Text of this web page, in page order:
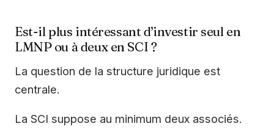
Est-il plus intéressant d’investir seul en
LMNP ou à deux en SCI ?
La question de la structure juridique est
centrale.
La SCI suppose au minimum deux associés.